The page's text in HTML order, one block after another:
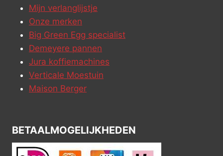
Mijn verlanglijstje
Onze merken
Big Green Egg specialist
Demeyere pannen
Jura koffiemachines
Verticale Moestuin
Maison Berger
BETAALMOGELIJKHEDEN